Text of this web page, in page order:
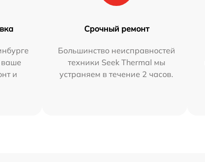
ваше
и
Срочный ремонт
Большинство неисправностей
техники Seek Thermal мы
устраняем в течение 2 часов.